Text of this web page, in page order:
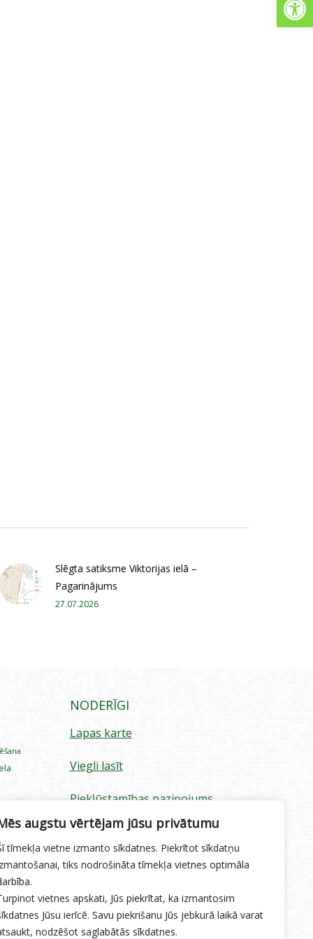
augstu vērtējam jūsu privātumu
tīmekļa vietne izmanto sīkdatnes. Piekrītot sīkdatņu
tiks nodrošināta tīmekļa vietnes optimāla
vietnes apskati, Jūs piekrītat, ka izmantosim
Jūsu ierīcē. Savu piekrišanu Jūs jebkurā laikā varat
nodzēšot saglabātās sīkdatnes.
Slēgta satiksme Viktorijas ielā –
Pagarinājums
27.07.2026
NODERĪGI
Lapas karte
Viegli lasīt
Piekļūstamības paziņojums
Sīkdatņu izmantošana
Privātuma politika
Ētikas kodekss